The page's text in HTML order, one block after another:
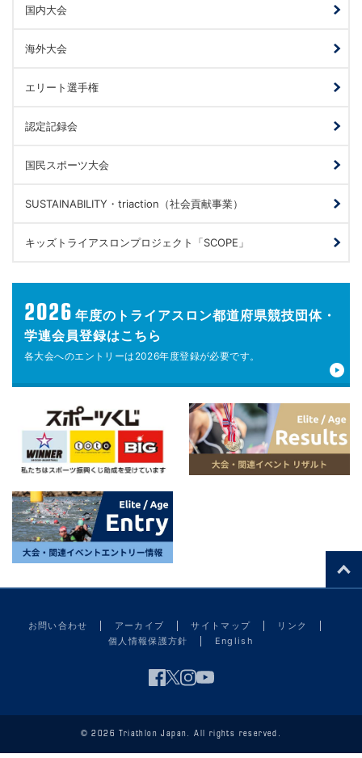
国内大会
海外大会
エリート選手権
認定記録会
国民スポーツ大会
SUSTAINABILITY・triaction（社会貢献事業）
キッズトライアスロンプロジェクト「SCOPE」
2026 年度の トライアスロン都道府県競技団体・
学連会員登録はこちら
各大会へのエントリーは 2026年度登録が必要です。
お問い合わせ アーカイブ サイトマップ
リンク
個人情報保護方針
English
© 2026 Triathlon Japan. All rights reserved.